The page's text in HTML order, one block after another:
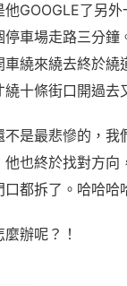
他GOOGLE了另
停車場走路三分鐘
車繞來繞去終於繞
繞十條街口開過去
不是最悲慘的，我
他也終於找對方向
口都拆了。哈哈哈
麼辦呢？！